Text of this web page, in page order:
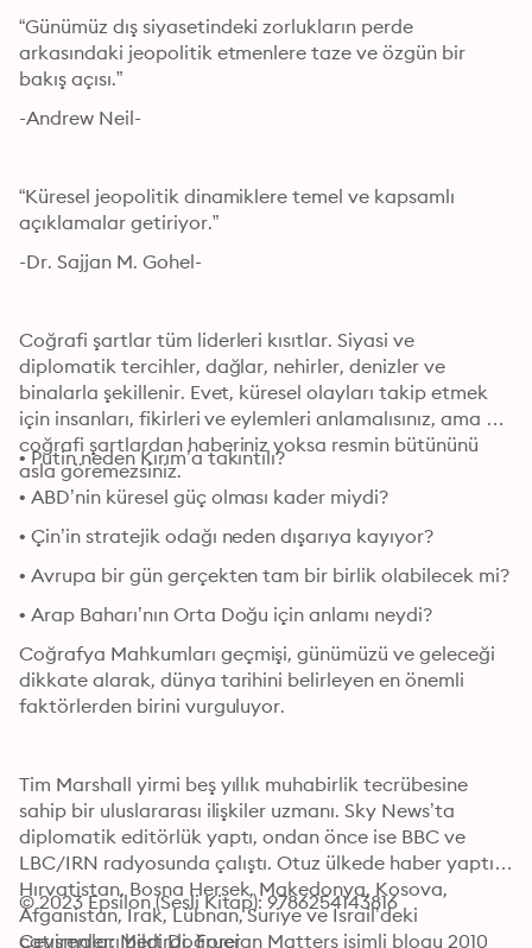
“Günümüz dış siyasetindeki zorlukların perde
arkasındaki jeopolitik etmenlere taze ve özgün bir
bakış açısı.”
-Andrew Neil-
“Küresel jeopolitik dinamiklere temel ve kapsamlı
açıklamalar getiriyor.”
-Dr. Sajjan M. Gohel-
Coğrafi şartlar tüm liderleri kısıtlar. Siyasi ve
diplomatik tercihler, dağlar, nehirler, denizler ve
binalarla şekillenir. Evet, küresel olayları takip etmek
için insanları, fikirleri ve eylemleri anlamalısınız, ama
coğrafi şartlardan haberiniz yoksa resmin bütününü
asla göremezsiniz.
• Putin neden Kırım’a takıntılı?
• ABD’nin küresel güç olması kader miydi?
• Çin’in stratejik odağı neden dışarıya kayıyor?
• Avrupa bir gün gerçekten tam bir birlik olabilecek mi?
• Arap Baharı’nın Orta Doğu için anlamı neydi?
Coğrafya Mahkumları geçmişi, günümüzü ve geleceği
dikkate alarak, dünya tarihini belirleyen en önemli
faktörlerden birini vurguluyor.
Tim Marshall yirmi beş yıllık muhabirlik tecrübesine
sahip bir uluslararası ilişkiler uzmanı. Sky News’ta
diplomatik editörlük yaptı, ondan önce ise BBC ve
LBC/IRN radyosunda çalıştı. Otuz ülkede haber yaptı;
Hırvatistan, Bosna Hersek, Makedonya, Kosova,
Afganistan, Irak, Lübnan, Suriye ve İsrail’deki
çatışmaları bildirdi. Foreign Matters isimli blogu 2010
© 2023 Epsilon (Sesli Kitap): 9786254143816
Çevirenler: Mert Doğruer